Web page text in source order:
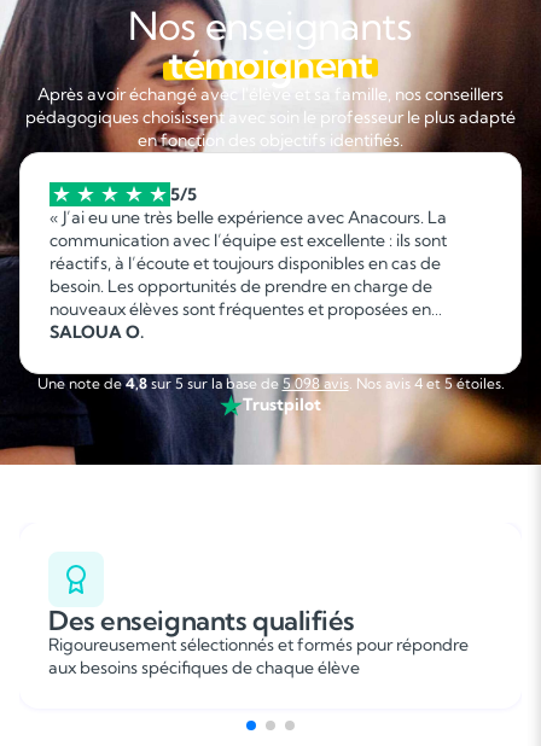
Nos enseignants
témoignent
Après avoir échangé avec l'élève et sa famille, nos conseillers
pédagogiques choisissent avec soin le professeur le plus adapté
en fonction des objectifs identifiés.
5/5
« J’ai eu une très belle expérience avec Anacours. La
communication avec l’équipe est excellente : ils sont
réactifs, à l’écoute et toujours disponibles en cas de
besoin. Les opportunités de prendre en charge de
nouveaux élèves sont fréquentes et proposées en
fonction de mes disponibilités, ce qui permet d’organiser
sérieuse, flexible et agréable que je recommande sans
hésitation. »
SALOUA O.
Une note de4,8sur 5 sur la base de 5 098 avis. Nos avis 4 et 5 étoiles.
Trustpilot
Des enseignants qualifiés
Rigoureusement sélectionnés et formés pour répondre
aux besoins spécifiques de chaque élève